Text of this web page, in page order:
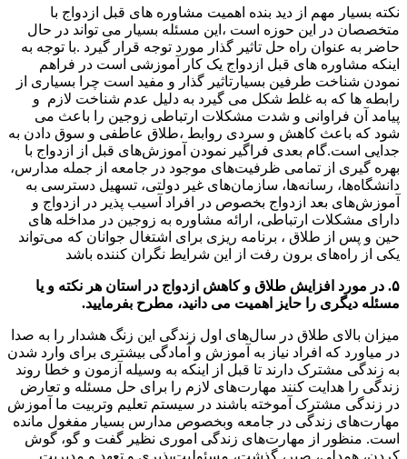
نکته بسیار مهم از دید بنده اهمیت مشاوره های قبل ازدواج با
متخصصان در این حوزه است ،این مسئله بسیار می تواند در حال
حاضر به عنوان راه حل تاثیر گذار مورد توجه قرار گیرد .با توجه به
اینکه مشاوره های قبل ازدواج یک کار آموزشی است در فراهم
نمودن شناخت طرفین بسیارتاثیر گذار و مفید است چرا بسیاری از
رابطه ها که به غلط شکل می گیرد به دلیل عدم شناخت لازم و
پیامد آن فراوانی و شدت مشکلات ارتباطی زوجین را باعث می
شود که باعث کاهش و سردی روابط ،طلاق عاطفی و سوق دادن به
جدایی است.گام بعدی فراگیر نمودن آموزش‌های قبل از ازدواج با
بهره گیری از تمامی ظرفیت‌های موجود در جامعه از جمله مدارس،
دانشگاه‌ها، رسانه‌ها، سازمان‌های غیر دولتی، تسهیل دسترسی به
آموزش‌های بعد ازدواج بخصوص در افراد آسیب پذیر در ازدواج و
دارای مشکلات ارتباطی، ارائه مشاوره به زوجین در مداخله های
حین و پس از طلاق ، برنامه ریزی برای اشتغال جوانان که می‌تواند
یکی از راه‌های برون رفت از این شرایط نگران کننده باشد
۵‌. در مورد افزایش طلاق و کاهش ازدواج در استان هر نکته و یا
مسئله دیگری را حایز اهمیت می دانید، مطرح بفرمایید.
میزان بالای طلاق در سال‌های اول زندگی این زنگ هشدار را به صدا
در میاورد که افراد نیاز به آموزش و آمادگی بیشتری برای وارد شدن
به زندگی مشترک دارند تا قبل از اینکه به وسیله آزمون و خطا روند
زندگی را هدایت کنند مهارت‌های لازم را برای حل مسئله و تعارض
در زندگی مشترک آموخته باشند در سیستم تعلیم وتربیت ما آموزش
مهارت‌های زندگی در جامعه وبخصوص مدارس بسیار مفغول مانده
است. منظور از مهارت‌های زندگی اموری نظیر گفت و گو، گوش
کردن، همدلی، صبر، گذشت، مسئولیت‌پذیری و تعهد و مدیریت